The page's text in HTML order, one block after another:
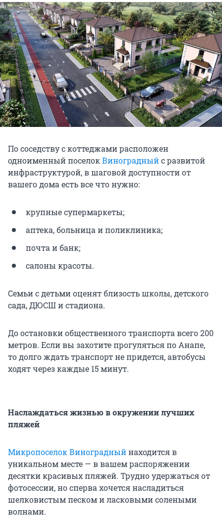
По соседству с коттеджами расположен
одноименный поселокВиноградныйс развитой
инфраструктурой, в шаговой доступности от
вашего дома есть все что нужно:
крупные супермаркеты;
аптека, больница и поликлиника;
почта и банк;
салоны красоты.
Семьи с детьми оценят близость школы, детского
сада, ДЮСШ и стадиона.
До остановки общественного транспорта всего 200
метров. Если вы захотите прогуляться по Анапе,
то долго ждать транспорт не придется, автобусы
ходят через каждые 15 минут.
Наслаждаться жизнью в окружении лучших
пляжей
Микропоселок Виноградныйнаходится в
уникальном месте — в вашем распоряжении
десятки красивых пляжей. Трудно удержаться от
фотосессии, но сперва хочется насладиться
шелковистым песком и ласковыми солеными
волнами.